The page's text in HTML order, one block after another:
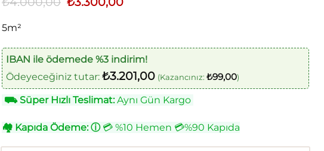
5m²
IBAN ile ödemede %3 indirim!
Ödeyeceğiniz tutar: ₺3.201,00 (Kazancınız: ₺99,00)
⛟Süper Hızlı Teslimat:Aynı Gün Kargo
🏘 Kapıda Ödeme: ⓘ💳 %10 Hemen 💳%90 Kapıda